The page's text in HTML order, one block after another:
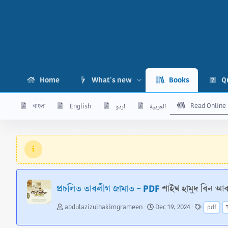
Home What's new Books
বাংলা English اردو العربية Read Online
প্রচলিত তাবলীগ জামাত - PDFশাইখ হামুদ বিন
A
t
abdulazizulhakimgrameen
C
e
Dec 19, 2024
T
a
g
pdf